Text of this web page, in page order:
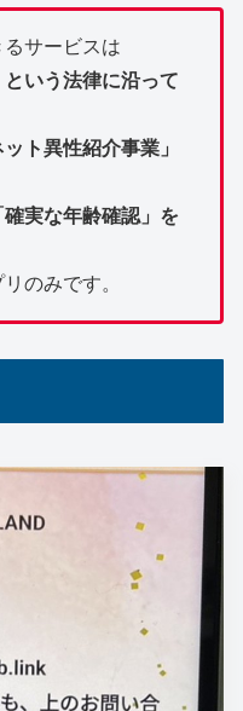
サービスは
という法律に沿って
ト異性紹介事業」
確実な年齢確認」を
のみです。